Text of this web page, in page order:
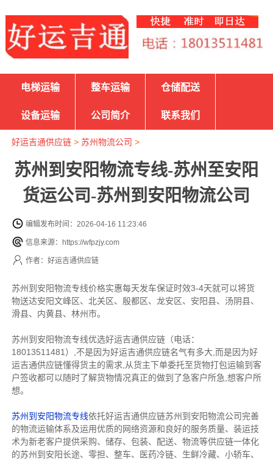
电梯运输 整车运输 仓储配送
设备运输 公司简介 联系我们
好运吉通供应链> 苏州物流公司 >
苏州到安阳物流专线-苏州至安阳
货运公司-苏州到安阳物流公司
编辑发布时间：2026-04-16 11:23:46
信息来源：https://wfpzjy.com
作者：好运吉通供应链
苏州到安阳物流专线价格实惠每天发车保证时效3-4天就可以将货
物送达安阳文峰区、北关区、殷都区、龙安区、安阳县、汤阴县、
滑县、内黄县、林州市。
苏州到安阳物流专线优选好运吉通供应链（电话：
18013511481）,不是因为好运吉通供应链名气有多大,而是因为好
运吉通供应链懂得货主的需求,从货主下单委托至货物打包运输到客
户签收都可以随时了解货物情况真正的做到了急客户所急,想客户所
想。
苏州到安阳物流专线依托好运吉通供应链苏州到安阳物流公司完善
的物流运输体系及运用优质的网络资源和良好的服务质量、装运技
术为新老客户提供采购、储存、包装、配送、物流等供应链一体化
的苏州到安阳长途、零担、整车、医药冷链、生鲜冷藏、小轿车、